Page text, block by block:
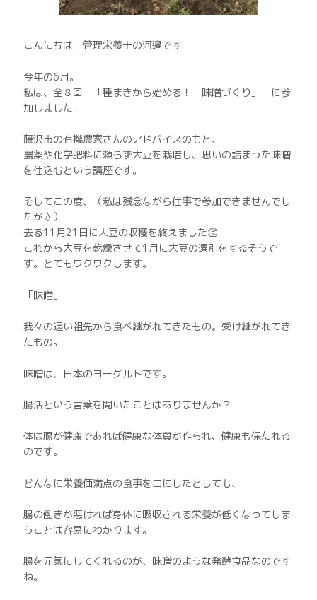
こんにちは。管理栄養士の河邉です。
今年の6月。
私は、全８回 「種まきから始める！ 味噌づくり」 に参
加しました。
藤沢市の有機農家さんのアドバイスのもと、
農薬や化学肥料に頼らず大豆を栽培し、思いの詰まった味噌
を仕込むという講座です。
そしてこの度、（私は残念ながら仕事で参加できませんでし
たが💧）
去る11月21日に大豆の収穫を終えました👏
これから大豆を乾燥させて1月に大豆の選別をするそうで
す。とてもワクワクします。
「味噌」
我々の遠い祖先から食べ継がれてきたもの。受け継がれてき
たもの。
味噌は、日本のヨーグルトです。
腸活という言葉を聞いたことはありませんか？
体は腸が健康であれば健康な体質が作られ、健康も保たれる
のです。
どんなに栄養価満点の食事を口にしたとしても、
腸の働きが悪ければ身体に吸収される栄養が低くなってしま
うことは容易にわかります。
腸を元気にしてくれるのが、味噌のような発酵食品なのです
ね。